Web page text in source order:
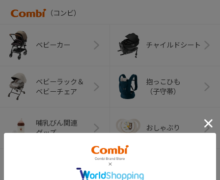
（コンビ）
ベビーカー チャイルドシート
ベビーラック＆
ベビーチェア
抱っこひも
（子守帯）
哺乳びん関連
グッズ
おしゃぶり